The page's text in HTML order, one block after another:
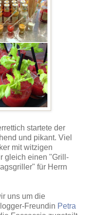
startete der
und pikant. Viel
mit witzigen
gleich einen "Grill-
für Herrn
uns um die
Freundin Petra